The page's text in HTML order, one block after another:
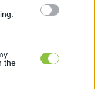
the
Pride-ját
felvonulás egy
a Műegyetem